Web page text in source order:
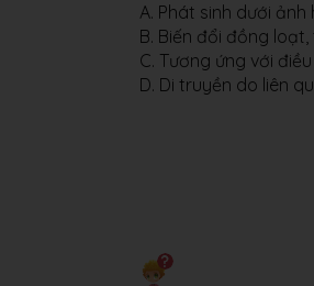
A. Phát sinh dưới
B. Biến đổi đồng
C. Tương ứng với
D. Di truyền do liên